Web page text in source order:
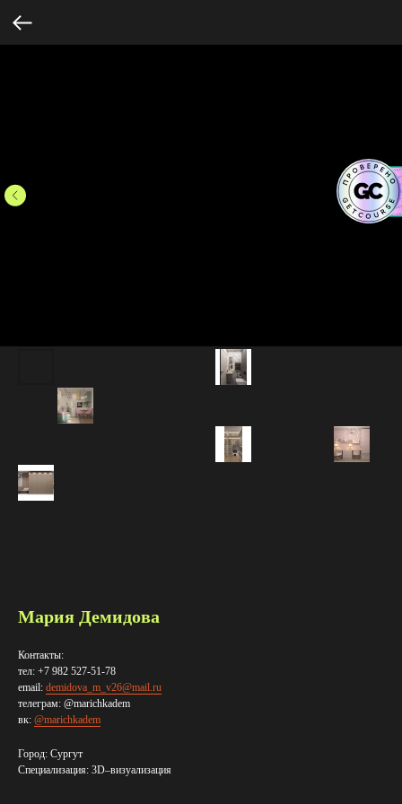
Мария Демидова
Контакты:
тел: +7 982 527-51-78
email: demidova_m_v26@mail.ru
телеграм: @marichkadem
вк: @marichkadem
Город: Сургут
Специализация: 3D–визуализация